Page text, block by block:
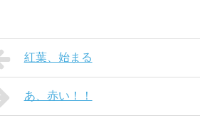
紅葉、始まる
あ、赤い！！